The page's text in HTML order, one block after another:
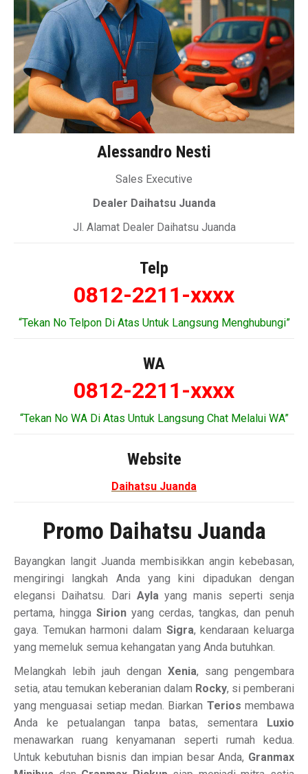
Alessandro Nesti
Sales Executive
Dealer Daihatsu Juanda
Jl. Alamat Dealer Daihatsu Juanda
Telp
0812-2211-xxxx
“Tekan No Telpon Di Atas Untuk Langsung Menghubungi”
WA
0812-2211-xxxx
“Tekan No WA Di Atas Untuk Langsung Chat Melalui WA”
Website
Daihatsu Juanda
Promo Daihatsu Juanda
Bayangkan langit Juanda membisikkan angin kebebasan,
mengiringi langkah Anda yang kini dipadukan dengan
elegansi Daihatsu. Dari Aylayang manis seperti senja
pertama, hingga Sirion yang cerdas, tangkas, dan penuh
gaya. Temukan harmoni dalam Sigra, kendaraan keluarga
yang memeluk semua kehangatan yang Anda butuhkan.
Melangkah lebih jauh dengan Xenia, sang pengembara
setia, atau temukan keberanian dalam Rocky, si pemberani
yang menguasai setiap medan. Biarkan Terios membawa
Anda ke petualangan tanpa batas, sementara Luxio
menawarkan ruang kenyamanan seperti rumah kedua.
Untuk kebutuhan bisnis dan impian besar Anda, Granmax